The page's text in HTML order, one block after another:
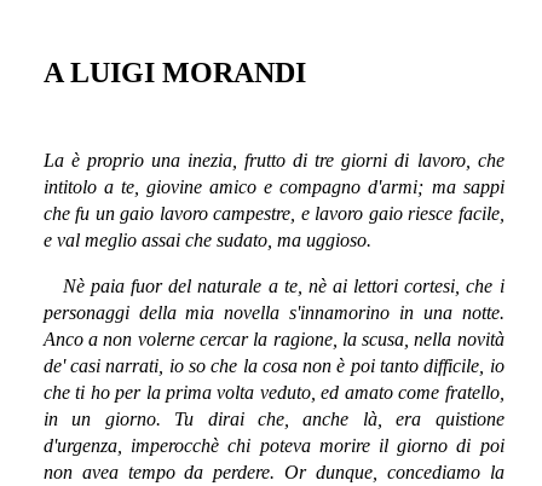
A LUIGI MORANDI
La è proprio una inezia, frutto di tre giorni di lavoro, che
intitolo a te, giovine amico e compagno d'armi; ma sappi
che fu un gaio lavoro campestre, e lavoro gaio riesce facile,
e val meglio assai che sudato, ma uggioso.
Nè paia fuor del naturale a te, nè ai lettori cortesi, che i
personaggi della mia novella s'innamorino in una notte.
Anco a non volerne cercar la ragione, la scusa, nella novità
de' casi narrati, io so che la cosa non è poi tanto difficile, io
che ti ho per la prima volta veduto, ed amato come fratello,
in un giorno. Tu dirai che, anche là, era quistione
d'urgenza, imperocchè chi poteva morire il giorno di poi
non avea tempo da perdere. Or dunque, concediamo la